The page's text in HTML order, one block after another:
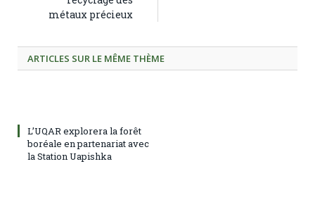
métaux précieux
ARTICLES SUR LE MÊME THÈME
L’UQAR explorera la forêt
boréale en partenariat avec
la Station Uapishka